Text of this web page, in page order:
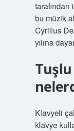
tarafından
bu müzik
Cyrillus
yılına
Klavyeli
klavye